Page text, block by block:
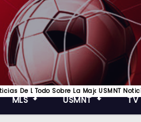
La Competición De Clubes Más
Y Los Mejores Equipos De Inglaterra
Mejor Del Futbol De La Liga Italiana Y
De La Bundesliga Y Todo Lo Mejor
MLS
Todo Sobre La Major League
USMNT
USMNT
TV